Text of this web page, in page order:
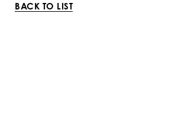
BACK TO LIST